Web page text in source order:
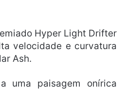
Hyper Light Drifter
velocidade e curvatura
Ash.
uma paisagem onírica